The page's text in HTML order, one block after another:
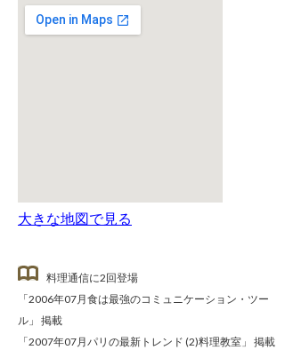
大きな地図で見る
料理通信に2回登場
「2006年07月食は最強のコミュニケーション・ツー
ル」 掲載
「2007年07月パリの最新トレンド (2)料理教室」 掲載